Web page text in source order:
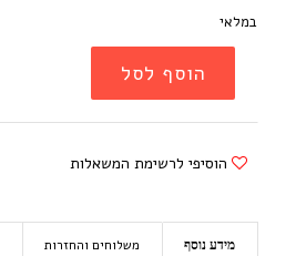
במלאי
הוסף לסל
הוסיפי לרשימת המשאלות
מידע נוסף משלוחים והחזרות